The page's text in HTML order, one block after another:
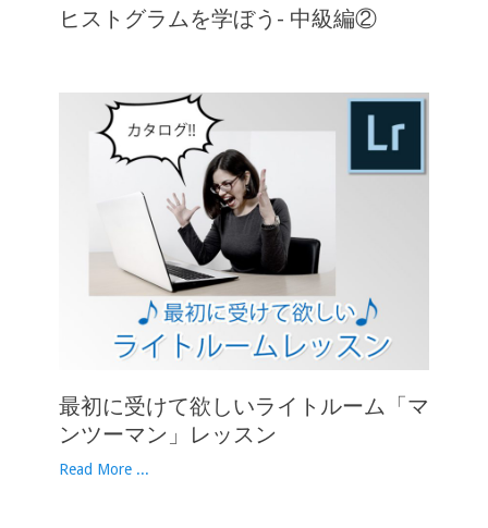
ヒストグラムを学ぼう- 中級編②
最初に受けて欲しいライトルーム「マ
ンツーマン」レッスン
Read More ...